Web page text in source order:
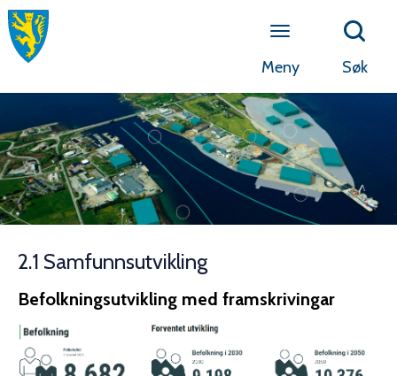
Meny Søk
2.1 Samfunnsutvikling
Befolkningsutvikling med framskrivingar